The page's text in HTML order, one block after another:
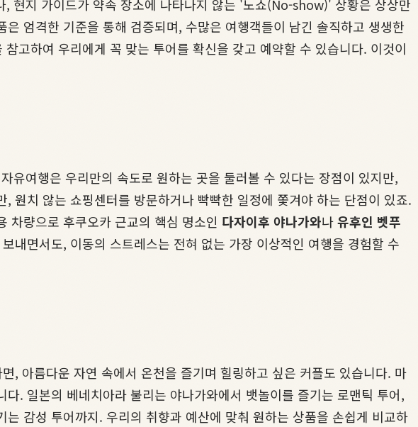
현지 가이드가 약속 장소에 나타나지 않는 '노쇼(No-show)' 상황은 상상만
엄격한 기준을 통해 검증되며, 수많은 여행객들이 남긴 솔직하고 생생한
고하여 우리에게 꼭 맞는 투어를 확신을 갖고 예약할 수 있습니다. 이것이
여행은 우리만의 속도로 원하는 곳을 둘러볼 수 있다는 장점이 있지만,
원치 않는 쇼핑센터를 방문하거나 빡빡한 일정에 쫓겨야 하는 단점이 있죠.
차량으로 후쿠오카 근교의 핵심 명소인 다자이후 야나가와나유후인 벳푸
내면서도, 이동의 스트레스는 전혀 없는 가장 이상적인 여행을 경험할 수
, 아름다운 자연 속에서 온천을 즐기며 힐링하고 싶은 커플도 있습니다. 마
. 일본의 베네치아라 불리는 야나가와에서 뱃놀이를 즐기는 로맨틱 투어,
감성 투어까지. 우리의 취향과 예산에 맞춰 원하는 상품을 손쉽게 비교하